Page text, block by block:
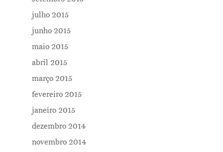
julho 2015
junho 2015
maio 2015
abril 2015
março 2015
fevereiro 2015
janeiro 2015
dezembro 2014
novembro 2014